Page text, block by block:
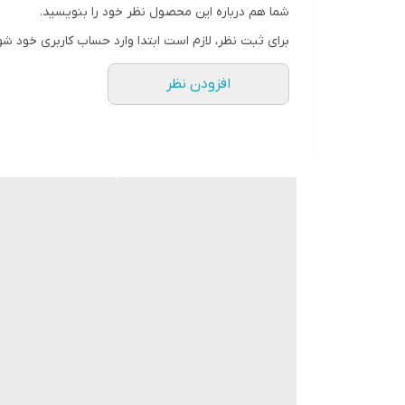
شما هم درباره این محصول نظر خود را بنویسید.
برای ثبت نظر، لازم است ابتدا وارد حساب کاربری خود
افزودن نظر